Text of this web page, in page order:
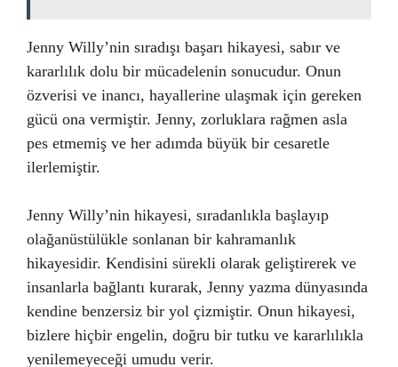
Jenny Willy’nin sıradışı başarı hikayesi, sabır ve
kararlılık dolu bir mücadelenin sonucudur. Onun
özverisi ve inancı, hayallerine ulaşmak için gereken
gücü ona vermiştir. Jenny, zorluklara rağmen asla
pes etmemiş ve her adımda büyük bir cesaretle
ilerlemiştir.
Jenny Willy’nin hikayesi, sıradanlıkla başlayıp
olağanüstülükle sonlanan bir kahramanlık
hikayesidir. Kendisini sürekli olarak geliştirerek ve
insanlarla bağlantı kurarak, Jenny yazma dünyasında
kendine benzersiz bir yol çizmiştir. Onun hikayesi,
bizlere hiçbir engelin, doğru bir tutku ve kararlılıkla
yenilemeyeceği umudu verir.